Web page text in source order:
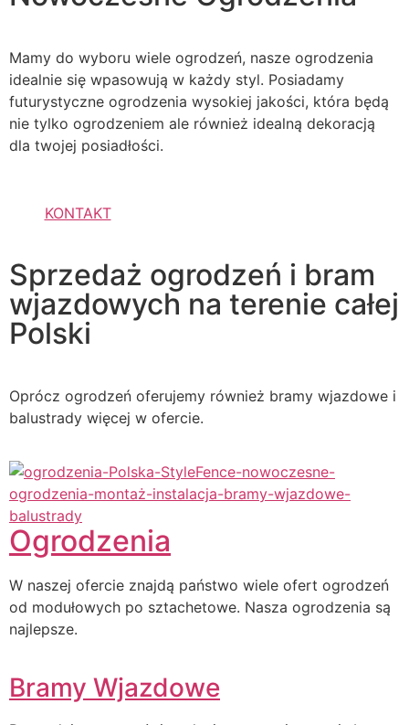
Mamy do wyboru wiele ogrodzeń, nasze ogrodzenia
idealnie się wpasowują w każdy styl. Posiadamy
futurystyczne ogrodzenia wysokiej jakości, która będą
nie tylko ogrodzeniem ale również idealną dekoracją
dla twojej posiadłości.
KONTAKT
Sprzedaż ogrodzeń i bram
wjazdowych na terenie całej
Polski
Oprócz ogrodzeń oferujemy również bramy wjazdowe i
balustrady więcej w ofercie.
Ogrodzenia
W naszej ofercie znajdą państwo wiele ofert ogrodzeń
od modułowych po sztachetowe. Nasza ogrodzenia są
najlepsze.
Bramy Wjazdowe